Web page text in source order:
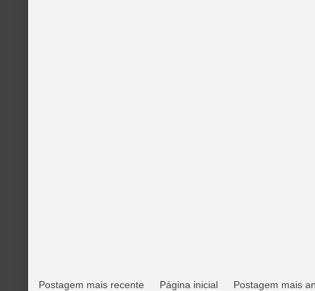
Postagem mais recente Postagem mais
Página inicial